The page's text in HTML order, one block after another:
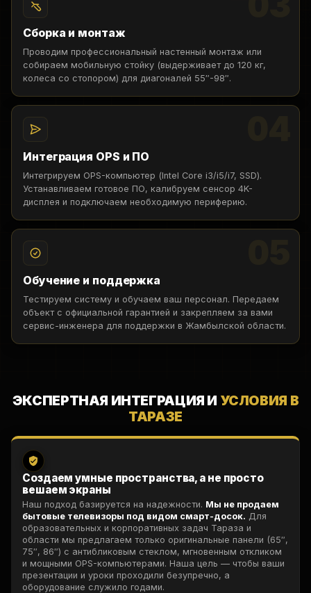
Сборка и монтаж
Проводим профессиональный настенный монтаж или
собираем мобильную стойку (выдерживает до 120 кг,
колеса со стопором) для диагоналей 55″-98″.
Интеграция OPS и ПО
Интегрируем OPS-компьютер (Intel Core i3/i5/i7, SSD).
Устанавливаем готовое ПО, калибруем сенсор 4K-
дисплея и подключаем необходимую периферию.
Обучение и поддержка
Тестируем систему и обучаем ваш персонал. Передаем
объект с официальной гарантией и закрепляем за вами
сервис-инженера для поддержки в Жамбылской области.
ЭКСПЕРТНАЯ ИНТЕГРАЦИЯ И УСЛОВИЯ В
ТАРАЗЕ
Создаем умные пространства, а не просто
вешаем экраны
Наш подход базируется на надежности. Мы не продаем
бытовые телевизоры под видом смарт-досок. Для
образовательных и корпоративных задач Тараза и
области мы предлагаем только оригинальные панели (65″,
75″, 86″) с антибликовым стеклом, мгновенным откликом
и мощными OPS-компьютерами. Наша цель — чтобы ваши
презентации и уроки проходили безупречно, а
оборудование служило годами.